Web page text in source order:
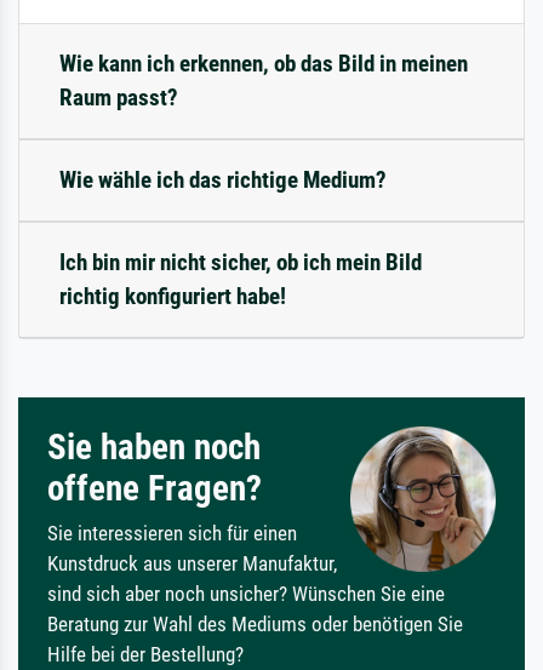
Wie kann ich erkennen, ob das Bild in meinen
Raum passt?
Wie wähle ich das richtige Medium?
Ich bin mir nicht sicher, ob ich mein Bild
richtig konfiguriert habe!
Sie haben noch
offene Fragen?
Sie interessieren sich für einen
Kunstdruck aus unserer Manufaktur,
sind sich aber noch unsicher? Wünschen Sie eine
Beratung zur Wahl des Mediums oder benötigen Sie
Hilfe bei der Bestellung?